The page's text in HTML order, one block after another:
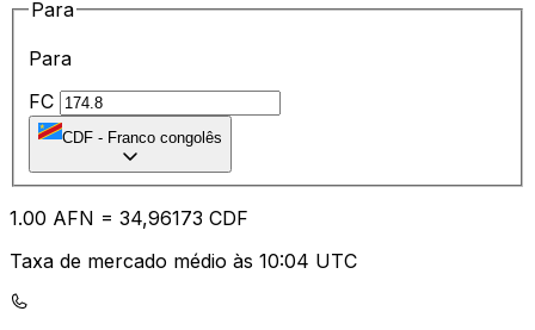
Para
Para
FC
CDF - Franco congolês
1.00 AFN = 34,96173 CDF
Taxa de mercado médio às 10:04 UTC